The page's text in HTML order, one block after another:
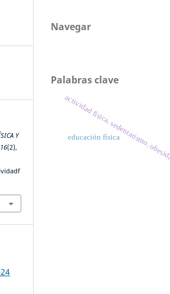
Y
16(2),
Navegar
Palabras clave
educación física
actividad física. sedentarismo. obesidad.